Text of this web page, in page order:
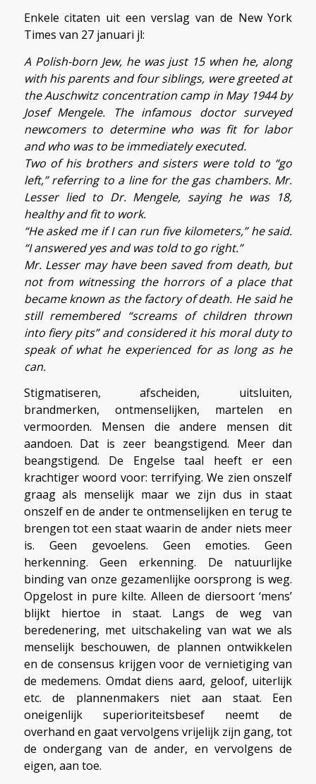
Enkele citaten uit een verslag van de New York
Times van 27 januari jl:
A Polish-born Jew, he was just 15 when he, along
with his parents and four siblings, were greeted at
the Auschwitz concentration camp in May 1944 by
Josef Mengele. The infamous doctor surveyed
newcomers to determine who was fit for labor
and who was to be immediately executed.
Two of his brothers and sisters were told to “go
left,” referring to a line for the gas chambers. Mr.
Lesser lied to Dr. Mengele, saying he was 18,
healthy and fit to work.
“He asked me if I can run five kilometers,” he said.
“I answered yes and was told to go right.”
Mr. Lesser may have been saved from death, but
not from witnessing the horrors of a place that
became known as the factory of death. He said he
still remembered “screams of children thrown
into fiery pits” and considered it his moral duty to
speak of what he experienced for as long as he
can.
Stigmatiseren, afscheiden, uitsluiten,
brandmerken, ontmenselijken, martelen en
vermoorden. Mensen die andere mensen dit
aandoen. Dat is zeer beangstigend. Meer dan
beangstigend. De Engelse taal heeft er een
krachtiger woord voor: terrifying. We zien onszelf
graag als menselijk maar we zijn dus in staat
onszelf en de ander te ontmenselijken en terug te
brengen tot een staat waarin de ander niets meer
is. Geen gevoelens. Geen emoties. Geen
herkenning. Geen erkenning. De natuurlijke
binding van onze gezamenlijke oorsprong is weg.
Opgelost in pure kilte. Alleen de diersoort ‘mens’
blijkt hiertoe in staat. Langs de weg van
beredenering, met uitschakeling van wat we als
menselijk beschouwen, de plannen ontwikkelen
en de consensus krijgen voor de vernietiging van
de medemens. Omdat diens aard, geloof, uiterlijk
etc. de plannenmakers niet aan staat. Een
oneigenlijk superioriteitsbesef neemt de
overhand en gaat vervolgens vrijelijk zijn gang, tot
de ondergang van de ander, en vervolgens de
eigen, aan toe.